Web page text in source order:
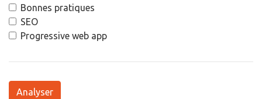
Bonnes pratiques
SEO
Progressive web app
Analyser